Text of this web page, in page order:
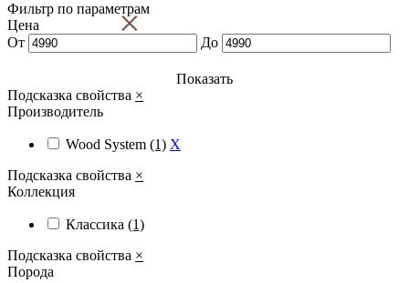
Фильтр по параметрам
×
Цена
От
До
Показать
Подсказка свойства ×
Производитель
Wood System (1) X
Подсказка свойства ×
Коллекция
Классика (1)
Подсказка свойства ×
Порода